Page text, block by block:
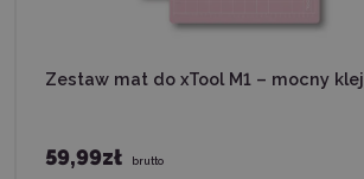
Zestaw mat do xTool M1 – mocny klej
59,99zł brutto